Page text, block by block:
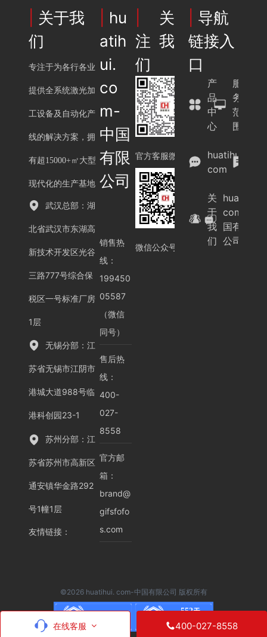
400-027-8558
在线客服
关于我
们
专注于为各行各业
提供全系统激光加
工设备及自动化产
线的解决方案，拥
有超15000+㎡大型
现代化的生产基地
武汉总部：湖
北省武汉市东湖高
新技术开发区光谷
三路777号综合保
税区一号标准厂房
1层
无锡分部：江
苏省无锡市江阴市
港城大道988号临
港科创园23-1
苏州分部：江
苏省苏州市高新区
通安镇华金路292
号1幢1层
友情链接：
hu
atih
ui.
co
m-
中国
有限
公司
销售热
线：
199450
05587
（微信
同号）
售后热
线：
400-
027-
8558
官方邮
箱：
brand@
gifsfofo
s.com
关
注我
们
官方客服微信
微信公众号
导航
链接入
口
产
品
中
心
服
务
范
围
huatihui.
com
关
于
我
们
huatihui.
com-中
国有限
公司
©2026 huatihui. com-中国有限公司 版权所有
552天
已认证